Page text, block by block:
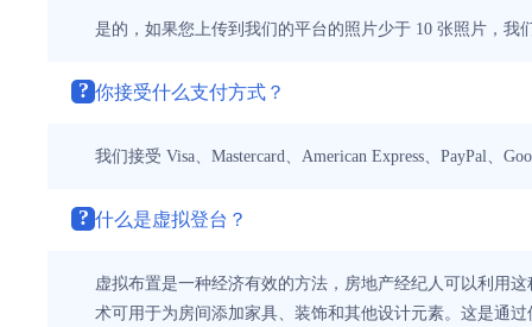
是的，如果您上传到我们的平台的照片少于 10 张照片，我
? 你接受什么支付方式？
我们接受 Visa、Mastercard、American Express、PayPal、
? 什么是虚拟登台？
虚拟布置是一种经济有效的方法，房地产经纪人可以利用
术可用于为房间添加家具、装饰和其他设计元素。这是通